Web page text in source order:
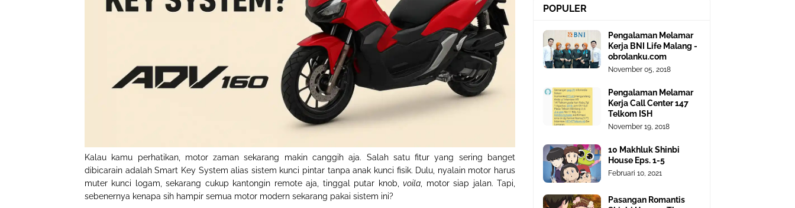
Kalau kamu perhatikan, motor zaman sekarang makin canggih aja. Salah satu fitur yang sering banget
dibicarain adalahSmart Key System alias sistem kunci pintar tanpa anak kunci fisik. Dulu, nyalain motor harus
muter kunci logam, sekarang cukup kantongin remote aja, tinggal putar knob,voila, motor siap jalan. Tapi,
sebenernya kenapa sih hampir semua motor modern sekarang pakai sistem ini?
POPULER
Pengalaman Melamar
Kerja BNI Life Malang -
obrolanku.com
November 05, 2018
Pengalaman Melamar
Kerja Call Center 147
Telkom ISH
November 19, 2018
10 Makhluk Shinbi
House Eps. 1-5
Februari 10, 2021
Pasangan Romantis